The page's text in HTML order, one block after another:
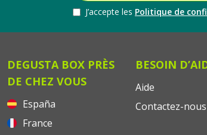
J’accepte les Politique de
DEGUSTA BOX PRÈS
DE CHEZ VOUS
España
France
BESOIN
Aide
Contactez-nous